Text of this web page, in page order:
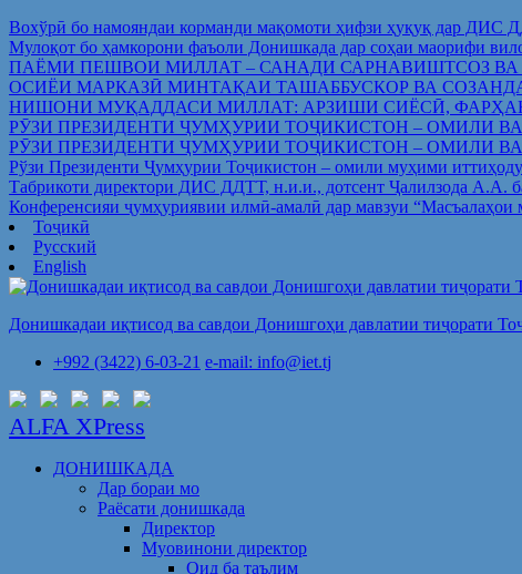
Вохўрӣ бо намояндаи корманди мақомоти ҳифзи ҳуқуқ дар ДИС
Мулоқот бо ҳамкорони фаъоли Донишкада дар соҳаи
ПАЁМИ ПЕШВОИ МИЛЛАТ – САНАДИ САРНАВИШТСОЗ
ОСИЁИ МАРКАЗӢ МИНТАҚАИ ТАШАББУСКОР ВА
НИШОНИ МУҚАДДАСИ МИЛЛАТ: АРЗИШИ СИЁСӢ,
РӮЗИ ПРЕЗИДЕНТИ ҶУМҲУРИИ ТОҶИКИСТОН – ОМИЛИ
РӮЗИ ПРЕЗИДЕНТИ ҶУМҲУРИИ ТОҶИКИСТОН – ОМИЛИ
Рўзи Президенти Ҷумҳурии Тоҷикистон – омили муҳими
Табрикоти директори ДИС ДДТТ, н.и.и., дотсент Ҷалилзода А.А.
Конференсияи ҷумҳуриявии илмӣ-амалӣ дар мавзуи
Тоҷикӣ
Русский
English
Донишкадаи иқтисод ва савдои Донишгоҳи давлатии тиҷорати
+992 (3422) 6-03-21 e-mail: info@iet.tj
ALFA XPress
ДОНИШКАДА
Дар бораи мо
Раёсати донишкада
Директор
Муовинони директор
Оид ба таълим